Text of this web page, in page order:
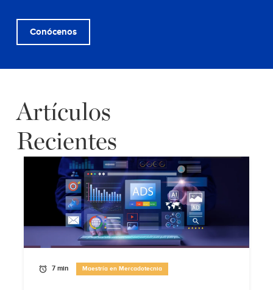
Conócenos
Artículos
Recientes
7 min Maestría en Mercadotecnia